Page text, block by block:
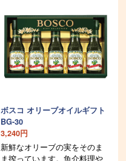
ボスコ オリーブオイルギフト
BG-30
3,240円
新鮮なオリーブの実をそのま
ま搾っています。魚介料理や